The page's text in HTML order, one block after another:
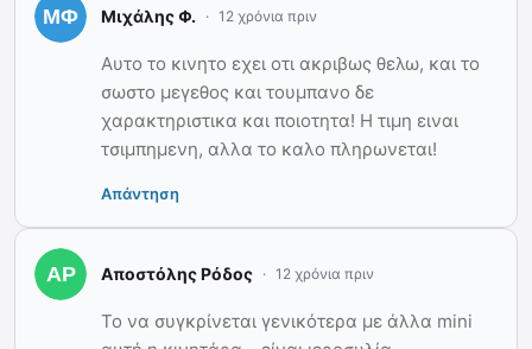
Μιχάλης Φ. 12 χρόνια πριν
Αυτο το κινητο εχει οτι ακριβως θελω, και το
σωστο μεγεθος και τουμπανο δε
χαρακτηριστικα και ποιοτητα! Η τιμη ειναι
τσιμπημενη, αλλα το καλο πληρωνεται!
Απάντηση
Αποστόλης Ρόδος 12 χρόνια πριν
Το να συγκρίνεται γενικότερα με άλλα mini